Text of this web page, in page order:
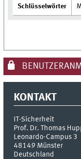
Schlüsselwörter
KONTAKT
IT-Sicherheit
Prof. Dr. Thomas
Leonardo-Campus 3
48149 Münster
Deutschland